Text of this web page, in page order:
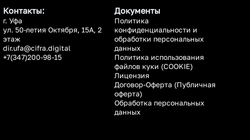
Контакты:
г. Уфа
ул. 50-летия Октября, 15А, 2
этаж
dir.ufa@cifra.digital
+7(347)200-98-15
Документы
Политика
конфиденциальности и
обработки персональных
данных
Политика использования
файлов куки (COOKIE)
Лицензия
Договор-Оферта (Публичная
оферта)
Обработка персональных
данных